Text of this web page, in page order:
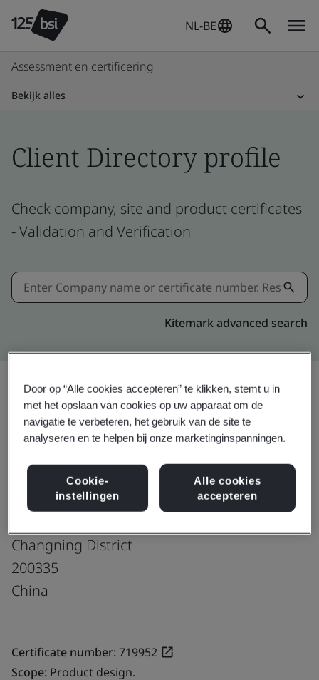
NL-BE
Assessment en certificering
Bekijk alles
Client Directory profile
Check company, site and product certificates
- Validation and Verification
Kitemark advanced search
Delen: Upgraden
Shanghai SIMCOM Wireless Solution Ltd.
Floor 8, No. 289-3
Changning District
200335
China
Certificate number:719952
Scope: Product design.
Door op “Alle cookies accepteren” te klikken, stemt u in
met het opslaan van cookies op uw apparaat om de
navigatie te verbeteren, het gebruik van de site te
analyseren en te helpen bij onze marketinginspanningen.
Cookie-
instellingen
Alle cookies
accepteren